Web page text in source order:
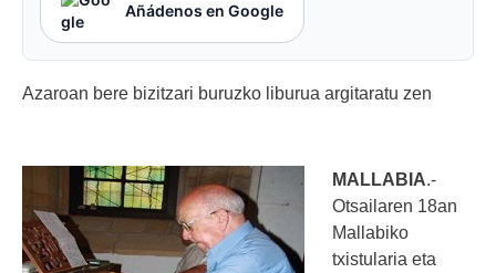
Añádenos en Google
Azaroan bere bizitzari buruzko liburua argitaratu zen
MALLABIA .-
Otsailaren 18an
Mallabiko
txistularia eta